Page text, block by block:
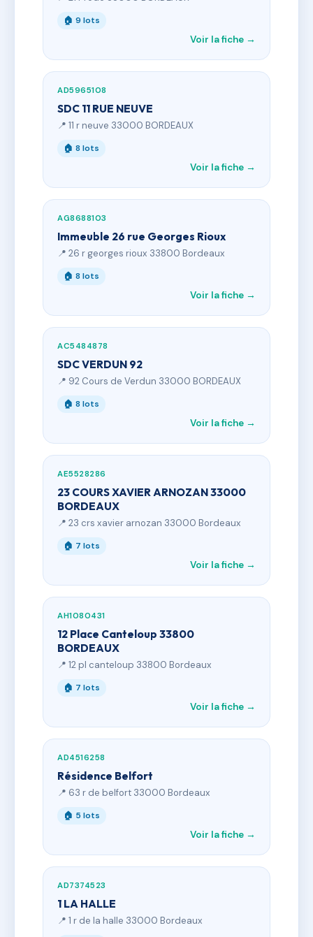
🏠 9 lots
Voir la fiche →
AD5965108
SDC 11 RUE NEUVE
📍 11 r neuve 33000 BORDEAUX
🏠 8 lots
Voir la fiche →
AG8688103
Immeuble 26 rue Georges Rioux
📍 26 r georges rioux 33800 Bordeaux
🏠 8 lots
Voir la fiche →
AC5484878
SDC VERDUN 92
📍 92 Cours de Verdun 33000 BORDEAUX
🏠 8 lots
Voir la fiche →
AE5528286
23 COURS XAVIER ARNOZAN 33000
BORDEAUX
📍 23 crs xavier arnozan 33000 Bordeaux
🏠 7 lots
Voir la fiche →
AH1080431
12 Place Canteloup 33800
BORDEAUX
📍 12 pl canteloup 33800 Bordeaux
🏠 7 lots
Voir la fiche →
AD4516258
Résidence Belfort
📍 63 r de belfort 33000 Bordeaux
🏠 5 lots
Voir la fiche →
AD7374523
1 LA HALLE
📍 1 r de la halle 33000 Bordeaux